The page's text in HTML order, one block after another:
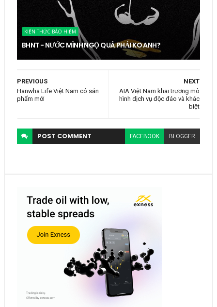
KIẾN THỨC BẢO HIỂM
BHNT - NƯỚC MÌNH NGỘ QUÁ PHẢI KO ANH?
NEXT
AIA Việt Nam khai trương mô
hình dịch vụ độc đáo và khác
biệt
PREVIOUS
Hanwha Life Việt Nam có sản
phẩm mới
POST COMMENT FACEBOOK BLOGGER